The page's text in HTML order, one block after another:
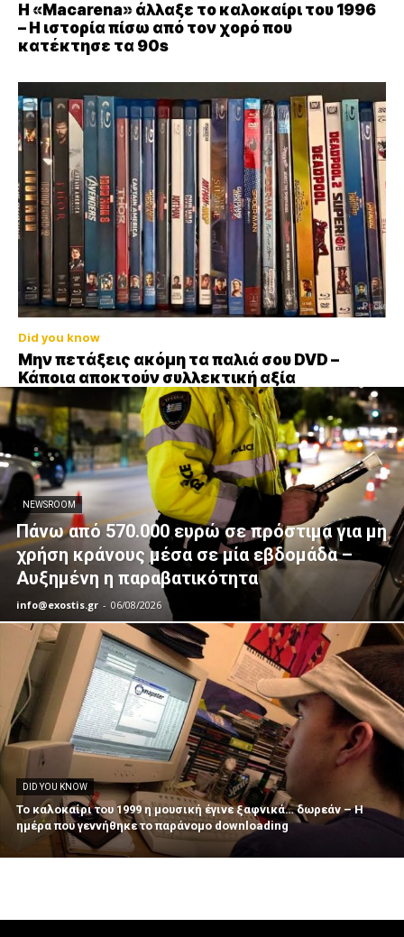
Η «Macarena» άλλαξε το καλοκαίρι του 1996
– Η ιστορία πίσω από τον χορό που
κατέκτησε τα 90s
Did you know
Μην πετάξεις ακόμη τα παλιά σου DVD –
Κάποια αποκτούν συλλεκτική αξία
NEWSROOM
Πάνω από 570.000 ευρώ σε πρόστιμα για μη
χρήση κράνους μέσα σε μία εβδομάδα –
Αυξημένη η παραβατικότητα
info@exostis.gr - 06/08/2026
DID YOU KNOW
Το καλοκαίρι του 1999 η μουσική έγινε ξαφνικά… δωρεάν – Η
ημέρα που γεννήθηκε το παράνομο downloading